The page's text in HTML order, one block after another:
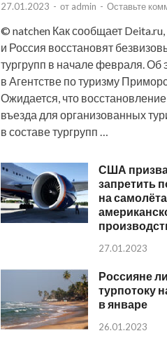
27.01.2023 - от admin - Оставьте
© natchen Как сообщает Deita.ru,
и Россия восстановят
тургрупп в начале февраля. Об
в Агентстве по туризму
Ожидается, что
въезда для организованных
в составе тургрупп …
США
запретить
на
27.01.2023
Россияне
турпотоку
в январе
26.01.2023